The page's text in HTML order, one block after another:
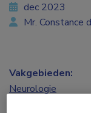
dec 2023
Mr. Constance
Vakgebieden:
Neurologie